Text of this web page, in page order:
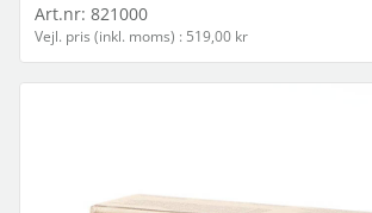
Art.nr: 821000
Vejl. pris (inkl. moms) : 519,00 kr